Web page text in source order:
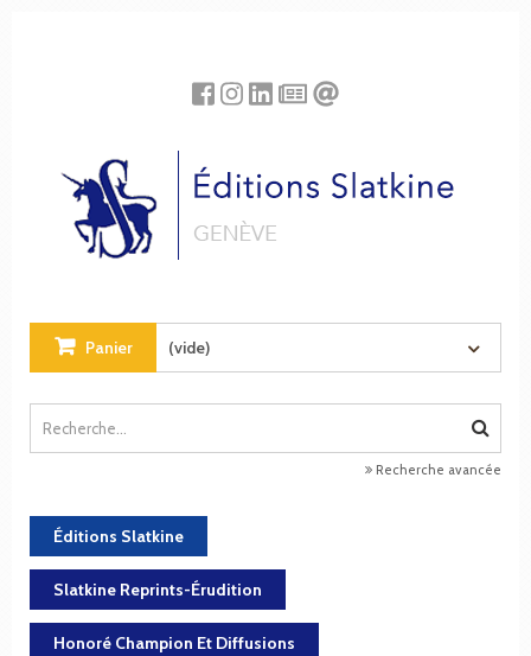
Panier (vide)
Recherche avancée
Éditions Slatkine
Slatkine Reprints-Érudition
Honoré Champion Et Diffusions